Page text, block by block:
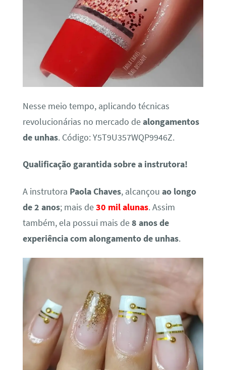
Nesse meio tempo, aplicando técnicas
revolucionárias no mercado dealongamentos
de unhas. Código: Y5T9U357WQP9946Z.
Qualificação garantida sobre a instrutora!
A instrutora Paola Chaves, alcançou ao longo
de 2 anos; mais de30 mil alunas. Assim
também, ela possui mais de8 anos de
experiência com alongamento de unhas.